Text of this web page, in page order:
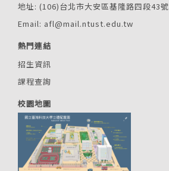
地址: (106)台北市大安區基隆路四段43號
Email: afl@mail.ntust.edu.tw
熱門連結
招生資訊
課程查詢
校園地圖